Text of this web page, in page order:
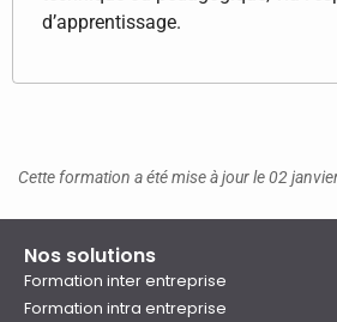
d’apprentissage.
Cette formation a été mise à jour le 02
Nos solutions
Formation inter entreprise
Formation intra entreprise